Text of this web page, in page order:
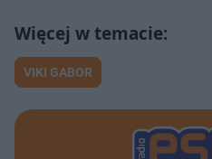
VIKI GABOR